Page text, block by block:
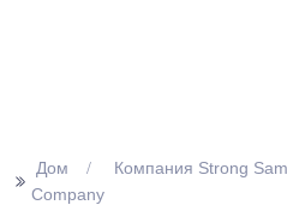
>> Дом
Компания Strong
Company